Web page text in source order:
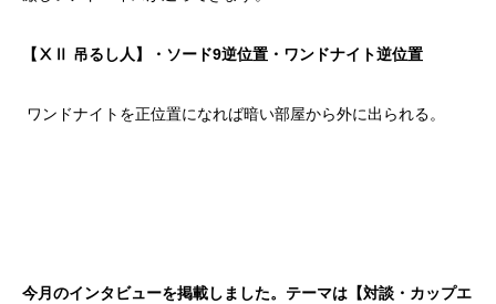
【ⅩⅡ 吊るし人】・ソード9逆位置・ワンドナイト逆位置
ワンドナイトを正位置になれば暗い部屋から外に出られる。
今月のインタビューを掲載しました。テーマは【対談・カップエ